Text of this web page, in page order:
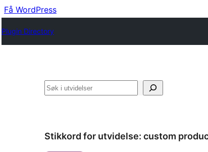
Få WordPress
Plugin Directory
Søk
Stikkord for utvidelse: custom